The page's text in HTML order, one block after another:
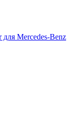
Mercedes-Benz